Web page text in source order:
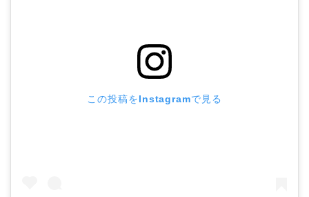
この投稿をInstagramで見る